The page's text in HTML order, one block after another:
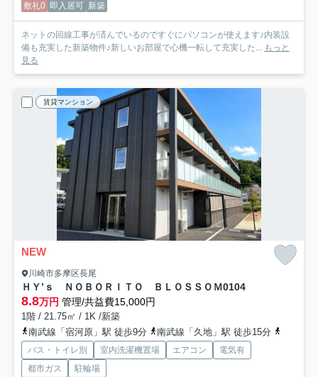
敷礼0 即入居可 新築
ネットの回線工事が済んでいるのですぐにパソコンが使えます♪内装設
備も充実した新築物件♪新しいお部屋で心機一転して充実した... もっと
見る
賃貸マンション
NEW
川崎市多摩区長尾
ＨＹ’ｓ ＮＯＢＯＲＩＴＯ ＢＬＯＳＳＯＭ0104
8.8万円 管理/共益費15,000円
1階 / 21.75㎡ / 1K /新築
南武線「宿河原」駅 徒歩9分
南武線「久地」駅 徒歩15分
バス・トイレ別 室内洗濯機置場 エアコン
電気有
都市ガス
駐輪場